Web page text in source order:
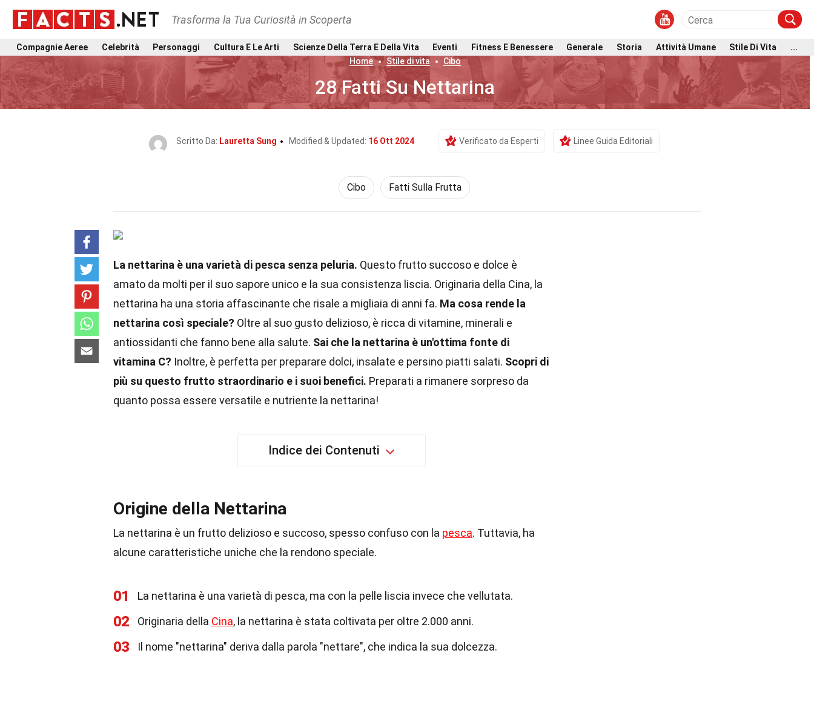
Trasforma la Tua Curiosità in Scoperta
Compagnie Aeree Celebrità Personaggi Cultura E Le Arti Scienze Della Terra E Della Vita Eventi Fitness E Benessere Generale Storia Attività Umane Stile Di Vita
...
Home
Stile di vita Cibo
28 Fatti Su Nettarina
Scritto Da: Lauretta Sung Modified & Updated: 16 Ott 2024 Verificato da Esperti Linee Guida Editoriali
Cibo Fatti Sulla Frutta
La nettarina è una varietà di pesca senza peluria. Questo frutto succoso e dolce è
amato da molti per il suo sapore unico e la sua consistenza liscia. Originaria della Cina, la
nettarina ha una storia affascinante che risale a migliaia di anni fa. Ma cosa rende la
nettarina così speciale? Oltre al suo gusto delizioso, è ricca di vitamine, minerali e
antiossidanti che fanno bene alla salute. Sai che la nettarina è un'ottima fonte di
vitamina C? Inoltre, è perfetta per preparare dolci, insalate e persino piatti salati. Scopri di
più su questo frutto straordinario e i suoi benefici. Preparati a rimanere sorpreso da
quanto possa essere versatile e nutriente la nettarina!
Indice dei Contenuti
Origine della Nettarina
La nettarina è un frutto delizioso e succoso, spesso confuso con la pesca. Tuttavia, ha
alcune caratteristiche uniche che la rendono speciale.
01 La nettarina è una varietà di pesca, ma con la pelle liscia invece che vellutata.
02 Originaria della Cina, la nettarina è stata coltivata per oltre 2.000 anni.
03 Il nome "nettarina" deriva dalla parola "nettare", che indica la sua dolcezza.